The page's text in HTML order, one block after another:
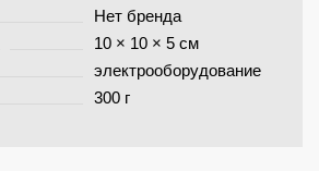
Нет бренда
10 × 10 × 5 см
электрооборудование
300 г